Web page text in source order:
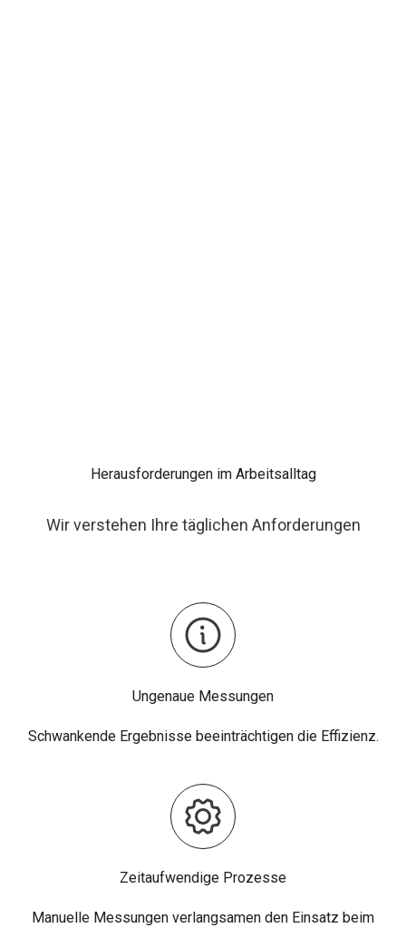
Herausforderungen im Arbeitsalltag
Wir verstehen Ihre täglichen Anforderungen
Ungenaue Messungen
Schwankende Ergebnisse beeinträchtigen die Effizienz.
Zeitaufwendige Prozesse
Manuelle Messungen verlangsamen den Einsatz beim